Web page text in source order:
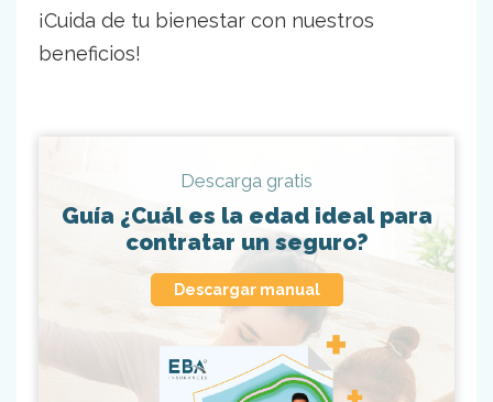
¡Cuida de tu bienestar con nuestros
beneficios!
Descarga gratis
Guía ¿Cuál es la edad ideal para
contratar un seguro?
Descargar manual